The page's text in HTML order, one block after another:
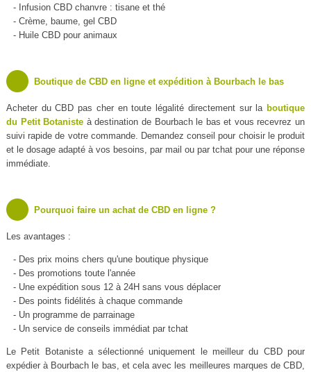
- Infusion CBD chanvre : tisane et thé
- Crème, baume, gel CBD
- Huile CBD pour animaux
Boutique de CBD en ligne et expédition à Bourbach le bas
Acheter du CBD pas cher en toute légalité directement sur la boutique
du Petit Botaniste à destination de Bourbach le bas et vous recevrez un
suivi rapide de votre commande. Demandez conseil pour choisir le produit
et le dosage adapté à vos besoins, par mail ou par tchat pour une réponse
immédiate.
Pourquoi faire un achat de CBD en ligne ?
Les avantages :
- Des prix moins chers qu'une boutique physique
- Des promotions toute l'année
- Une expédition sous 12 à 24H sans vous déplacer
- Des points fidélités à chaque commande
- Un programme de parrainage
- Un service de conseils immédiat par tchat
Le Petit Botaniste a sélectionné uniquement le meilleur du CBD pour
expédier à Bourbach le bas, et cela avec les meilleures marques de CBD,